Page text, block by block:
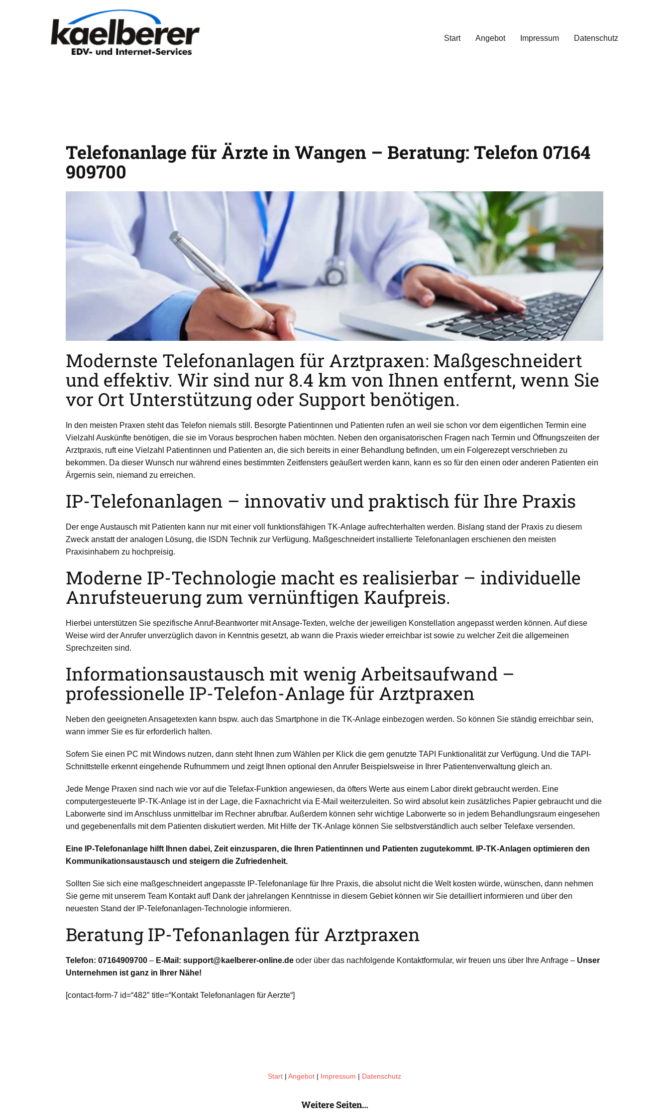
Start Angebot Impressum Datenschutz
Telefonanlage für Ärzte in Wangen – Beratung: Telefon 07164
909700
Modernste Telefonanlagen für Arztpraxen: Maßgeschneidert
und effektiv. Wir sind nur 8.4 km von Ihnen entfernt, wenn Sie
vor Ort Unterstützung oder Support benötigen.
In den meisten Praxen steht das Telefon niemals still. Besorgte Patientinnen und Patienten rufen an weil sie schon vor dem eigentlichen Termin eine
Vielzahl Auskünfte benötigen, die sie im Voraus besprochen haben möchten. Neben den organisatorischen Fragen nach Termin und Öffnungszeiten der
Arztpraxis, ruft eine Vielzahl Patientinnen und Patienten an, die sich bereits in einer Behandlung befinden, um ein Folgerezept verschrieben zu
bekommen. Da dieser Wunsch nur während eines bestimmten Zeitfensters geäußert werden kann, kann es so für den einen oder anderen Patienten ein
Ärgernis sein, niemand zu erreichen.
IP-Telefonanlagen – innovativ und praktisch für Ihre Praxis
Der enge Austausch mit Patienten kann nur mit einer voll funktionsfähigen TK-Anlage aufrechterhalten werden. Bislang stand der Praxis zu diesem
Zweck anstatt der analogen Lösung, die ISDN Technik zur Verfügung. Maßgeschneidert installierte Telefonanlagen erschienen den meisten
Praxisinhabern zu hochpreisig.
Moderne IP-Technologie macht es realisierbar – individuelle
Anrufsteuerung zum vernünftigen Kaufpreis.
Hierbei unterstützen Sie spezifische Anruf-Beantworter mit Ansage-Texten, welche der jeweiligen Konstellation angepasst werden können. Auf diese
Weise wird der Anrufer unverzüglich davon in Kenntnis gesetzt, ab wann die Praxis wieder erreichbar ist sowie zu welcher Zeit die allgemeinen
Sprechzeiten sind.
Informationsaustausch mit wenig Arbeitsaufwand –
professionelle IP-Telefon-Anlage für Arztpraxen
Neben den geeigneten Ansagetexten kann bspw. auch das Smartphone in die TK-Anlage einbezogen werden. So können Sie ständig erreichbar sein,
wann immer Sie es für erforderlich halten.
Sofern Sie einen PC mit Windows nutzen, dann steht Ihnen zum Wählen per Klick die gern genutzte TAPI Funktionalität zur Verfügung. Und die TAPI-
Schnittstelle erkennt eingehende Rufnummern und zeigt Ihnen optional den Anrufer Beispielsweise in Ihrer Patientenverwaltung gleich an.
Jede Menge Praxen sind nach wie vor auf die Telefax-Funktion angewiesen, da öfters Werte aus einem Labor direkt gebraucht werden. Eine
computergesteuerte IP-TK-Anlage ist in der Lage, die Faxnachricht via E-Mail weiterzuleiten. So wird absolut kein zusätzliches Papier gebraucht und die
Laborwerte sind im Anschluss unmittelbar im Rechner abrufbar. Außerdem können sehr wichtige Laborwerte so in jedem Behandlungsraum eingesehen
und gegebenenfalls mit dem Patienten diskutiert werden. Mit Hilfe der TK-Anlage können Sie selbstverständlich auch selber Telefaxe versenden.
Eine IP-Telefonanlage hilft Ihnen dabei, Zeit einzusparen, die Ihren Patientinnen und Patienten zugutekommt. IP-TK-Anlagen optimieren den
Kommunikationsaustausch und steigern die Zufriedenheit.
Sollten Sie sich eine maßgeschneidert angepasste IP-Telefonanlage für Ihre Praxis, die absolut nicht die Welt kosten würde, wünschen, dann nehmen
Sie gerne mit unserem Team Kontakt auf! Dank der jahrelangen Kenntnisse in diesem Gebiet können wir Sie detailliert informieren und über den
neuesten Stand der IP-Telefonanlagen-Technologie informieren.
Beratung IP-Tefonanlagen für Arztpraxen
Telefon: 07164909700 – E-Mail: support@kaelberer-online.de oder über das nachfolgende Kontaktformular, wir freuen uns über Ihre Anfrage – Unser
Unternehmen ist ganz in Ihrer Nähe!
[contact-form-7 id=“482″ title=“Kontakt Telefonanlagen für Aerzte“]
Start | Angebot | Impressum | Datenschutz
Weitere Seiten…